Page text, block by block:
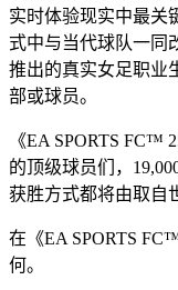
实时体验现实中最关
式中与当代球队一同
推出的真实女足职业
部或球员。
《EA SPORTS FC™
的顶级球员们，
获胜方式都将由取自
在《EA SPORTS
何。